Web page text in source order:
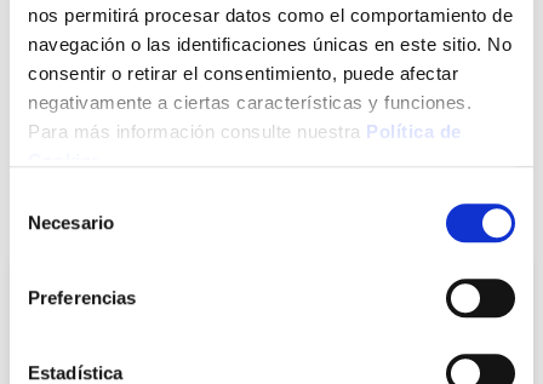
nos permitirá procesar datos como el comportamiento de
navegación o las identificaciones únicas en este sitio. No
consentir o retirar el consentimiento, puede afectar
negativamente a ciertas características y funciones.
Para más información consulte nuestra Política de
Necesario
Preferencias
Estadística
+ INFO
También te puede interesar